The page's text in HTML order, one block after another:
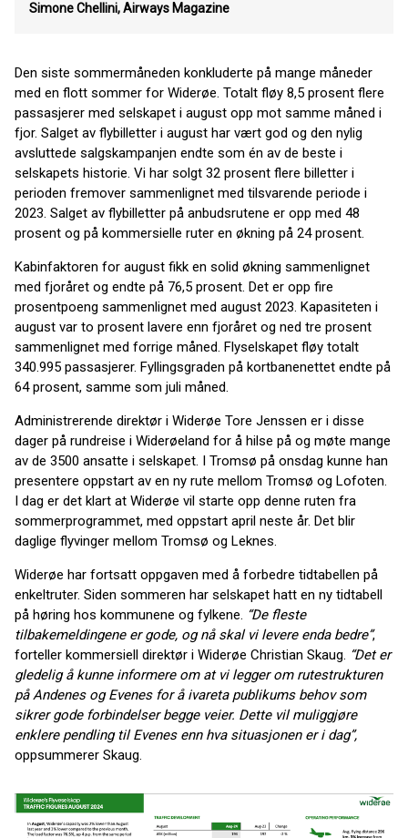
Simone Chellini, Airways Magazine
Den siste sommermåneden konkluderte på mange måneder
med en flott sommer for Widerøe. Totalt fløy 8,5 prosent flere
passasjerer med selskapet i august opp mot samme måned i
fjor. Salget av flybilletter i august har vært god og den nylig
avsluttede salgskampanjen endte som én av de beste i
selskapets historie. Vi har solgt 32 prosent flere billetter i
perioden fremover sammenlignet med tilsvarende periode i
2023. Salget av flybilletter på anbudsrutene er opp med 48
prosent og på kommersielle ruter en økning på 24 prosent.
Kabinfaktoren for august fikk en solid økning sammenlignet
med fjoråret og endte på 76,5 prosent. Det er opp fire
prosentpoeng sammenlignet med august 2023. Kapasiteten i
august var to prosent lavere enn fjoråret og ned tre prosent
sammenlignet med forrige måned. Flyselskapet fløy totalt
340.995 passasjerer. Fyllingsgraden på kortbanenettet endte på
64 prosent, samme som juli måned.
Administrerende direktør i Widerøe Tore Jenssen er i disse
dager på rundreise i Widerøeland for å hilse på og møte mange
av de 3500 ansatte i selskapet. I Tromsø på onsdag kunne han
presentere oppstart av en ny rute mellom Tromsø og Lofoten.
I dag er det klart at Widerøe vil starte opp denne ruten fra
sommerprogrammet, med oppstart april neste år. Det blir
daglige flyvinger mellom Tromsø og Leknes.
Widerøe har fortsatt oppgaven med å forbedre tidtabellen på
enkeltruter. Siden sommeren har selskapet hatt en ny tidtabell
på høring hos kommunene og fylkene. “De fleste
tilbakemeldingene er gode, og nå skal vi levere enda bedre”,
forteller kommersiell direktør i Widerøe Christian Skaug. “Det er
gledelig å kunne informere om at vi legger om rutestrukturen
på Andenes og Evenes for å ivareta publikums behov som
sikrer gode forbindelser begge veier. Dette vil muliggjøre
enklere pendling til Evenes enn hva situasjonen er i dag”,
oppsummerer Skaug.